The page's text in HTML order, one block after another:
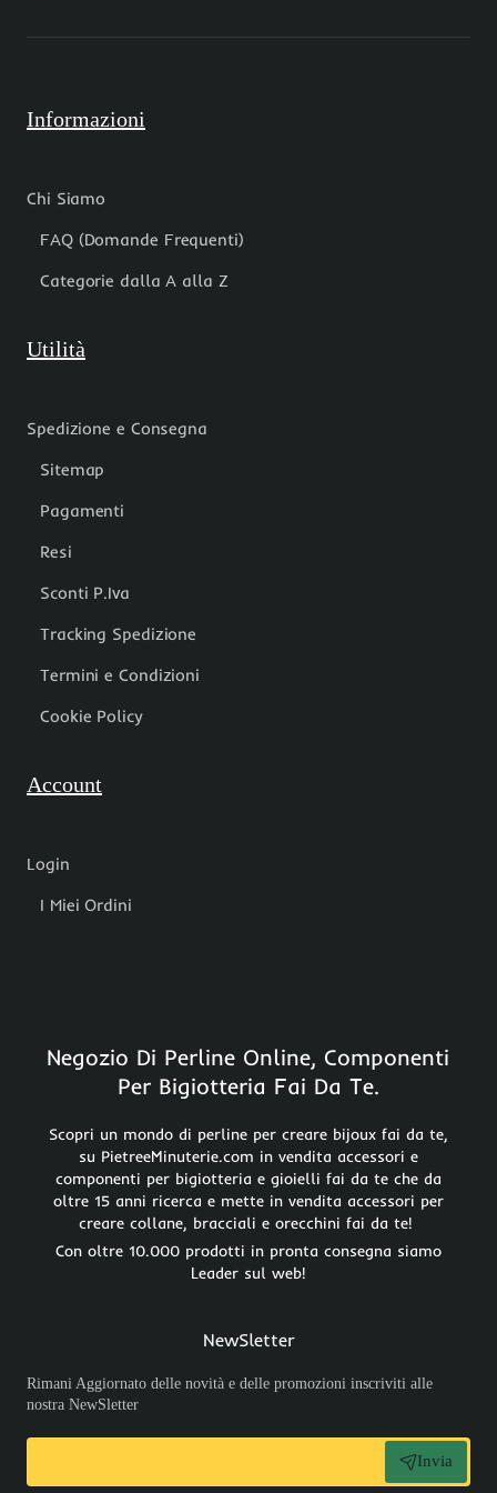
Informazioni
Chi Siamo
FAQ (Domande Frequenti)
Categorie dalla A alla Z
Utilità
Spedizione e Consegna
Sitemap
Pagamenti
Resi
Sconti P.Iva
Tracking Spedizione
Termini e Condizioni
Cookie Policy
Account
Login
I Miei Ordini
Negozio Di Perline Online, Componenti
Per Bigiotteria Fai Da Te.
Scopri un mondo di perline per creare bijoux fai da te,
su PietreeMinuterie.com in vendita accessori e
componenti per bigiotteria e gioielli fai da te che da
oltre 15 anni ricerca e mette in vendita accessori per
creare collane, bracciali e orecchini fai da te!
Con oltre 10.000 prodotti in pronta consegna siamo
Leader sul web!
NewSletter
Rimani Aggiornato delle novità e delle promozioni inscriviti alle
nostra NewSletter
Invia